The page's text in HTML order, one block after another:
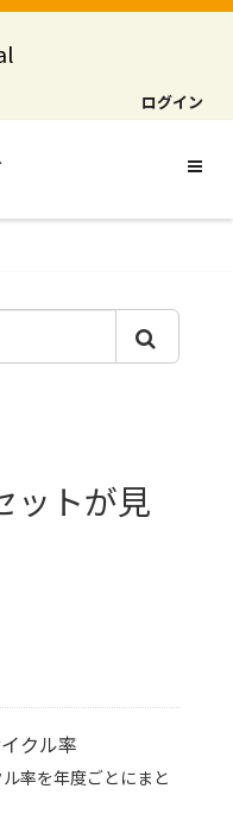
ログイン
ットが見
クル率
率を年度ごとにまと